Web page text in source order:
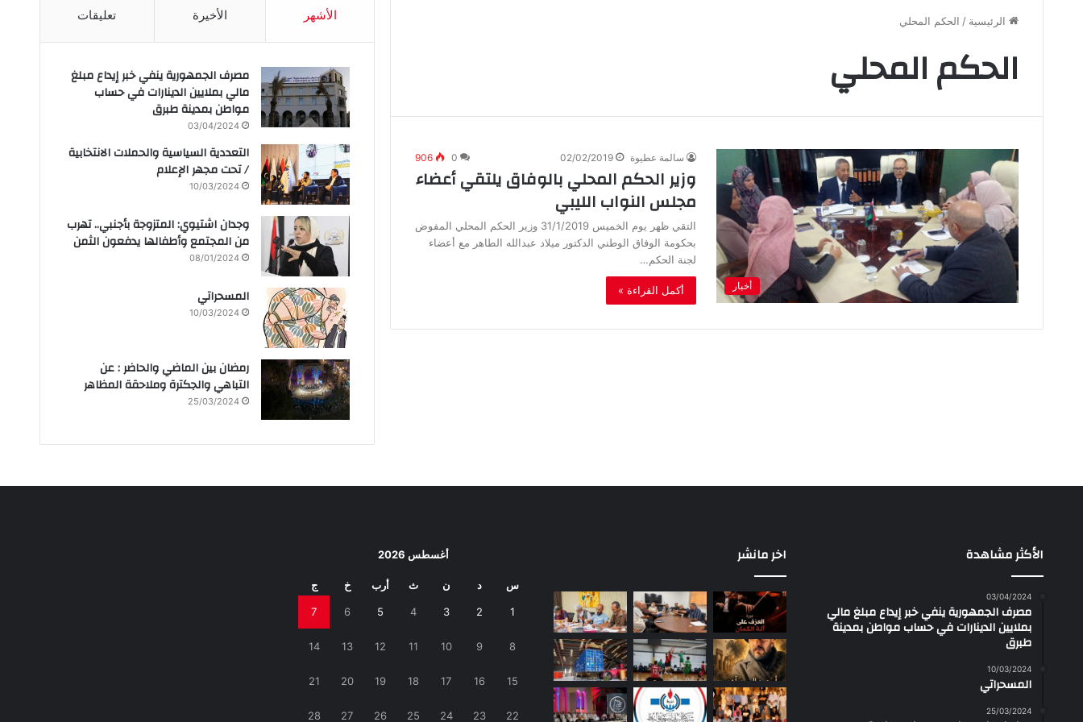
الرئيسية / الحكم المحلي
الحكم المحلي
أخبار
سالمة عطيوة 02/02/2019
0
906
وزير الحكم المحلي بالوفاق يلتقي أعضاء
مجلس النواب الليبي
التقي ظهر يوم الخميس 31/1/2019 وزير الحكم المحلي المفوض
بحكومة الوفاق الوطني الدكتور ميلاد عبدالله الطاهر مع أعضاء
لجنة الحكم…
أكمل القراءة »
الأشهر الأخيرة تعليقات
مصرف الجمهورية ينفي خبر إيداع مبلغ
مالي بملايين الدينارات في حساب
مواطن بمدينة طبرق
03/04/2024
التعددية السياسية والحملات الانتخابية
/ تحت مجهر الإعلام
10/03/2024
وجدان اشتيوي: المتزوجة بأجنبي.. تهرب
من المجتمع وأطفالها يدفعون الثمن
08/01/2024
المسحراتي
10/03/2024
رمضان بين الماضي والحاضر : عن
التباهي والجكترة وملاحقة المظاهر
25/03/2024
الأكثر مشاهدة
03/04/2024
مصرف الجمهورية ينفي خبر إيداع مبلغ مالي
بملايين الدينارات في حساب مواطن بمدينة
طبرق
10/03/2024
المسحراتي
25/03/2024
اخر مانشر أغسطس 2026
س د ن ث أرب خ ج
1
2
3
4
5
6
7
8
9
10
11
12
13
14
15
16
17
18
19
20
21
22
23
24
25
26
27
28